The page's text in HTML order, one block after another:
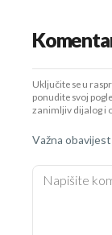
Uključite se u
ponudite svoj
zanimljiv dijalog i
Važna obavijest